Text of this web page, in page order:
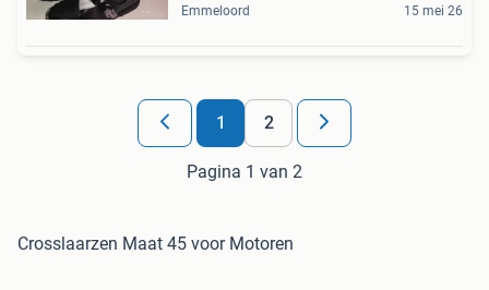
Emmeloord 15 mei 26
1 2
Pagina 1 van 2
Crosslaarzen Maat 45 voor Motoren